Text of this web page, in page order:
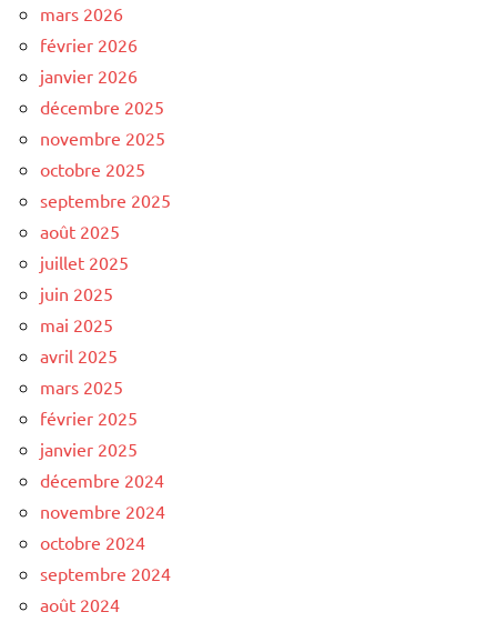
mars 2026
février 2026
janvier 2026
décembre 2025
novembre 2025
octobre 2025
septembre 2025
août 2025
juillet 2025
juin 2025
mai 2025
avril 2025
mars 2025
février 2025
janvier 2025
décembre 2024
novembre 2024
octobre 2024
septembre 2024
août 2024